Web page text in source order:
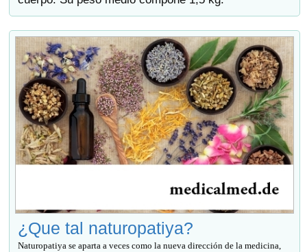
¿Que tal naturopatiya?
Naturopatiya se aparta a veces como la nueva dirección de la medicina,